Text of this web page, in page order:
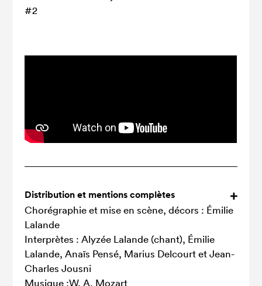
#2
Distribution et mentions complètes
Chorégraphie et mise en scène, décors : Émilie
Lalande
Interprètes : Alyzée Lalande (chant), Émilie
Lalande, Anaïs Pensé, Marius Delcourt et Jean-
Charles Jousni
Musique :W. A. Mozart